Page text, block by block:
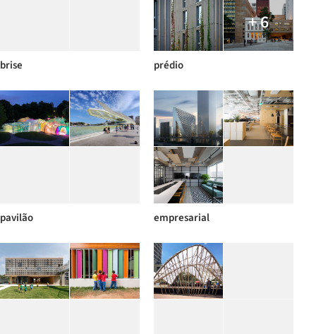
brise
+ 6
prédio
pavilão empresarial